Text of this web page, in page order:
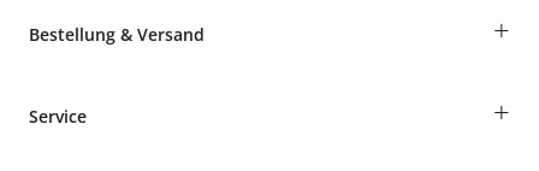
Bestellung & Versand +
Informationen zur Lieferung
Service +